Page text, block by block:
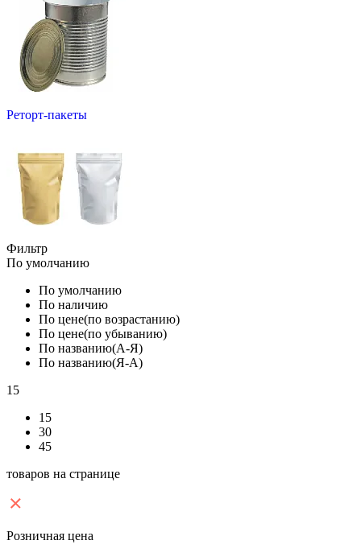
Реторт-пакеты
Фильтр
По умолчанию
По умолчанию
По наличию
По цене(по возрастанию)
По цене(по убыванию)
По названию(А-Я)
По названию(Я-А)
15
15
30
45
товаров на странице
Розничная цена